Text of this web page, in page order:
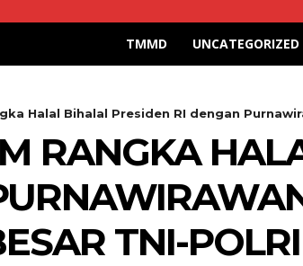
TMMD UNCATEGORIZED
Halal Bihalal Presiden RI dengan
RANGKA
TNI-POLRI